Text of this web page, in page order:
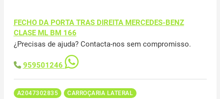
FECHO DA PORTA TRAS DIREITA MERCEDES-BENZ
CLASE ML BM 166
¿Precisas de ajuda? Contacta-nos sem compromisso.
959501246
A2047302835 CARROÇARIA LATERAL